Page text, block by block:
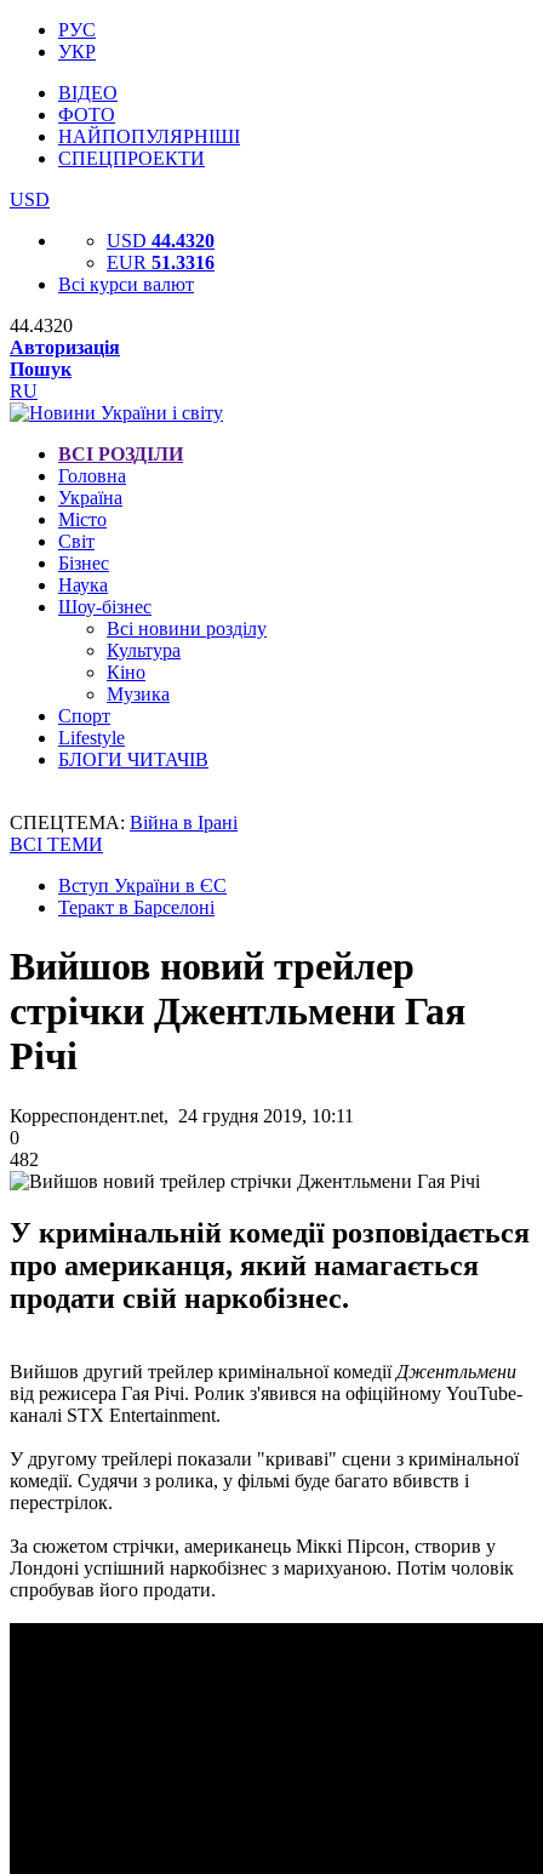
РУС
УКР
ВІДЕО
ФОТО
НАЙПОПУЛЯРНІШІ
СПЕЦПРОЕКТИ
USD
USD 44.4320
EUR 51.3316
Всі курси валют
44.4320
Авторизація
Пошук
RU
ВСІ РОЗДІЛИ
Головна
Україна
Місто
Світ
Бізнес
Наука
Шоу-бізнес
Всі новини розділу
Культура
Кіно
Музика
Спорт
Lifestyle
БЛОГИ ЧИТАЧІВ
СПЕЦТЕМА: Війна в Ірані
ВСІ ТЕМИ
Вступ України в ЄС
Теракт в Барселоні
Вийшов новий трейлер
стрічки Джентльмени Гая
Річі
Корреспондент.net, 24 грудня 2019, 10:11
0
482
У кримінальній комедії розповідається
про американця, який намагається
продати свій наркобізнес.
Вийшов другий трейлер кримінальної комедії Джентльмени
від режисера Гая Річі. Ролик з'явився на офіційному YouTube-
каналі STX Entertainment.
У другому трейлері показали "криваві" сцени з кримінальної
комедії. Судячи з ролика, у фільмі буде багато вбивств і
перестрілок.
За сюжетом стрічки, американець Міккі Пірсон, створив у
Лондоні успішний наркобізнес з марихуаною. Потім чоловік
спробував його продати.